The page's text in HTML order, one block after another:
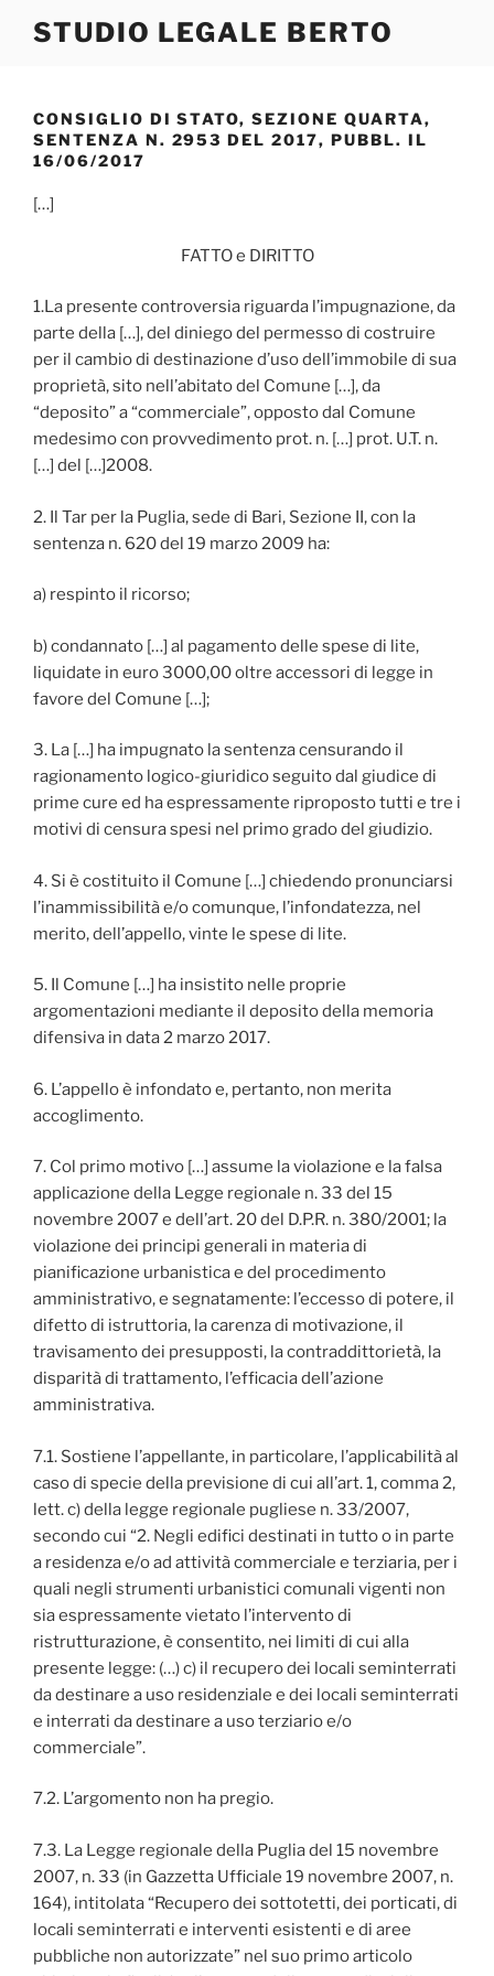
STUDIO LEGALE BERTO
CONSIGLIO DI STATO, SEZIONE QUARTA,
SENTENZA N. 2953 DEL 2017, PUBBL. IL
16/06/2017
[…]
FATTO e DIRITTO
1.La presente controversia riguarda l’impugnazione, da
parte della […], del diniego del permesso di costruire
per il cambio di destinazione d’uso dell’immobile di sua
proprietà, sito nell’abitato del Comune […], da
“deposito” a “commerciale”, opposto dal Comune
medesimo con provvedimento prot. n. […] prot. U.T. n.
[…] del […]2008.
2. Il Tar per la Puglia, sede di Bari, Sezione II, con la
sentenza n. 620 del 19 marzo 2009 ha:
a) respinto il ricorso;
b) condannato […] al pagamento delle spese di lite,
liquidate in euro 3000,00 oltre accessori di legge in
favore del Comune […];
3. La […] ha impugnato la sentenza censurando il
ragionamento logico-giuridico seguito dal giudice di
prime cure ed ha espressamente riproposto tutti e tre i
motivi di censura spesi nel primo grado del giudizio.
4. Si è costituito il Comune […] chiedendo pronunciarsi
l’inammissibilità e/o comunque, l’infondatezza, nel
merito, dell’appello, vinte le spese di lite.
5. Il Comune […] ha insistito nelle proprie
argomentazioni mediante il deposito della memoria
difensiva in data 2 marzo 2017.
6. L’appello è infondato e, pertanto, non merita
accoglimento.
7. Col primo motivo […] assume la violazione e la falsa
applicazione della Legge regionale n. 33 del 15
novembre 2007 e dell’art. 20 del D.P.R. n. 380/2001; la
violazione dei principi generali in materia di
pianificazione urbanistica e del procedimento
amministrativo, e segnatamente: l’eccesso di potere, il
difetto di istruttoria, la carenza di motivazione, il
travisamento dei presupposti, la contraddittorietà, la
disparità di trattamento, l’efficacia dell’azione
amministrativa.
7.1. Sostiene l’appellante, in particolare, l’applicabilità al
caso di specie della previsione di cui all’art. 1, comma 2,
lett. c) della legge regionale pugliese n. 33/2007,
secondo cui “2. Negli edifici destinati in tutto o in parte
a residenza e/o ad attività commerciale e terziaria, per i
quali negli strumenti urbanistici comunali vigenti non
sia espressamente vietato l’intervento di
ristrutturazione, è consentito, nei limiti di cui alla
presente legge: (…) c) il recupero dei locali seminterrati
da destinare a uso residenziale e dei locali seminterrati
e interrati da destinare a uso terziario e/o
commerciale”.
7.2. L’argomento non ha pregio.
7.3. La Legge regionale della Puglia del 15 novembre
2007, n. 33 (in Gazzetta Ufficiale 19 novembre 2007, n.
164), intitolata “Recupero dei sottotetti, dei porticati, di
locali seminterrati e interventi esistenti e di aree
pubbliche non autorizzate” nel suo primo articolo